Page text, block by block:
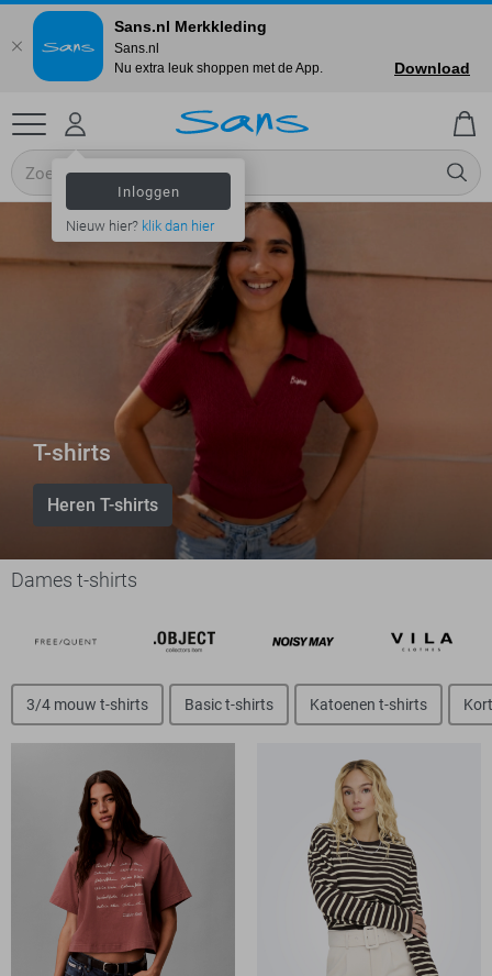
Inloggen
Nieuw hier? klik dan hier
T-shirts
Heren T-shirts
Dames t-shirts
3/4 mouw t-shirts Basic t-shirts Katoenen t-shirts
Sans.nl Merkkleding
Sans.nl
Nu extra leuk shoppen met de App.
Download